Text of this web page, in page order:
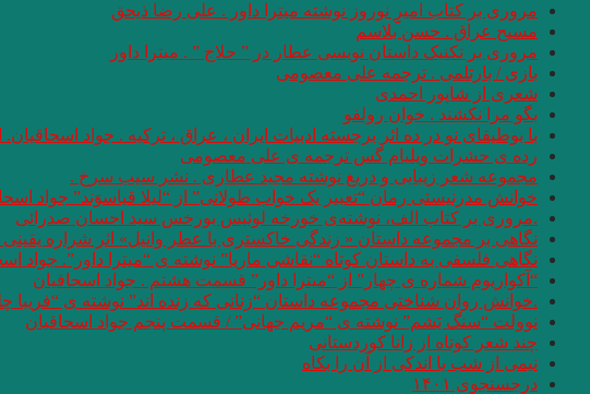
مروری بر کتاب امیرِِِ نوروز نوشته میترا داور . علی رضا ذیحق
مسیح عراق . حسن بلاسم
مروری بر تکنیک داستان نویسی عطار در ” حلاج ” . میترا داور
بازی / بارتلمی . ترجمه علی معصومی
شعری از شاپور احمدی
بگو مرا نکشند . خوان رولفو
با بوطیقای نو در ده اثر برجسته ادبیات ایران ، عراق ، ترکیه . جواد اسحاقیان.
رده ى حشرات ویلیام گس ترجمه ی علی معصومی
مجموعه شعر زیبایی و دریغ نوشته مجید عطاری . نشر سیب سرخ .
خوانش مدرنیستی رمان “تعبیر یک خواب طولانی” از “لیلا قیاسوَند” جواد
.مروری بر کتاب الف، نوشته‌ی خورخه لوئیس بورخس سید احسان صدرائی
نگاهی بر مجموعه داستان « زندگی خاکستری با عطر وانیل» اثر شراره یقینی
نگاهی فلسفی به داستان کوتاه “نقاشی ماریا” نوشته ی “میترا داور”. جواد
“آکواریوم شماره ی چهار” از “میترا داور” قسمت هشتم . جواد اسحاقیان
.خوانش روان شناختی مجموعه داستان “زنانی که زنده اند” نوشته ی
نوولت “سنگ یَشم” نوشته ی “مریم جهانی” / قسمت پنجم جواد اسحاقیان
چند شعر کوتاه از زانا کوردستانی
نيمى از شب يا اندكى از آن را بكاه
درجستجوی ۱۴۰۱